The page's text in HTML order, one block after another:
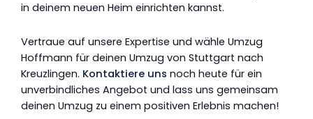
in deinem neuen Heim einrichten kannst.
Vertraue auf unsere Expertise und wähle Umzug
Hoffmann für deinen Umzug von Stuttgart nach
Kreuzlingen. Kontaktiere uns noch heute für ein
unverbindliches Angebot und lass uns gemeinsam
deinen Umzug zu einem positiven Erlebnis machen!